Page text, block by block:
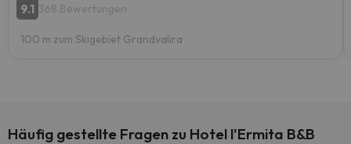
9.1 368 Bewertungen
100 m zum Skigebiet Grandvalira
Häufig gestellte Fragen zu Hotel l'Ermita B&B